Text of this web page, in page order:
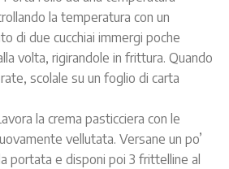
la temperatura con un
di due cucchiai immergi poche
volta, rigirandole in frittura. Quando
scolale su un foglio di carta
la crema pasticciera con le
vellutata. Versane un po’
portata e disponi poi 3 frittelline al